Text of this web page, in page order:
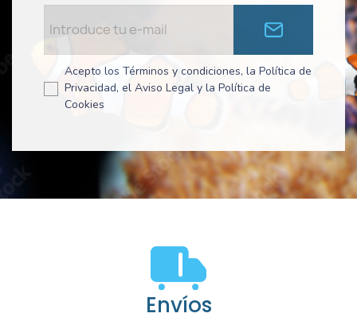
Acepto los Términos y condiciones, la Política de
Privacidad, el Aviso Legal y la Política de
Cookies
Envíos